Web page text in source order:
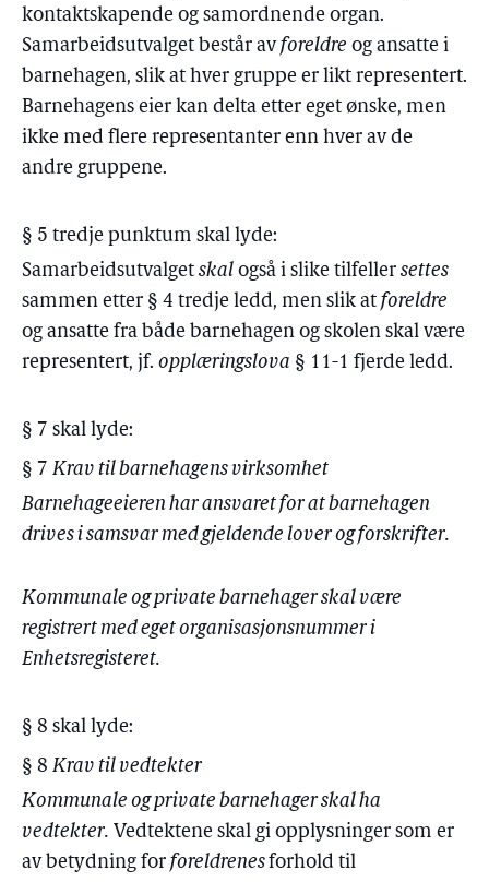
kontaktskapende og samordnende organ.
Samarbeidsutvalget består avforeldre og ansatte i
barnehagen, slik at hver gruppe er likt representert.
Barnehagens eier kan delta etter eget ønske, men
ikke med flere representanter enn hver av de
andre gruppene.
§ 5 tredje punktum skal lyde:
Samarbeidsutvalget skal også i slike tilfeller settes
sammen etter § 4 tredje ledd, men slik at foreldre
og ansatte fra både barnehagen og skolen skal være
representert, jf. opplæringslova § 11-1 fjerde ledd.
§ 7 skal lyde:
§ 7 Krav til barnehagens virksomhet
Barnehageeieren har ansvaret for at barnehagen
drives i samsvar med gjeldende lover og forskrifter.
Kommunale og private barnehager skal være
registrert med eget organisasjonsnummer i
Enhetsregisteret.
§ 8 skal lyde:
§ 8 Krav til vedtekter
Kommunale og private barnehager skal ha
vedtekter. Vedtektene skal gi opplysninger som er
av betydning for foreldrenesforhold til